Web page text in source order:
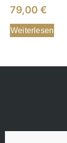
79,00€
Weiterlesen